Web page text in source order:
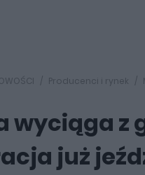
Producenci i rynek
wyciąga z
już